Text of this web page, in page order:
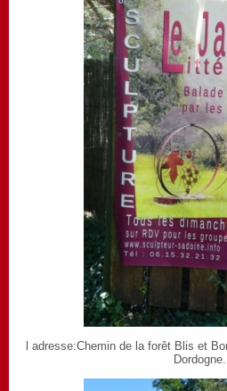
l adresse:Chemin de la forêt Blis et
Dordogne.